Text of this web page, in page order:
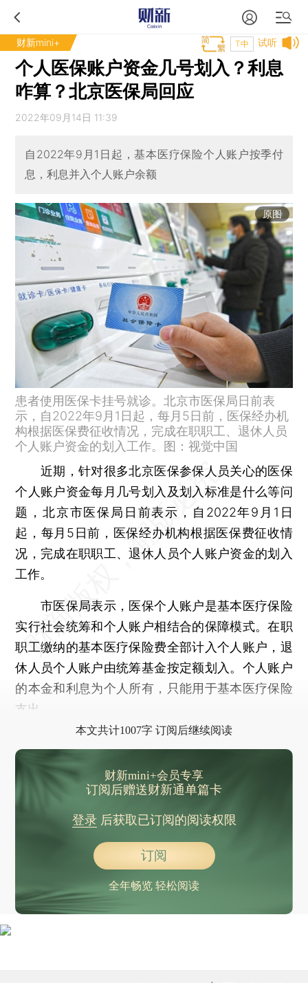
财新mini+ 试听
T中
个人医保账户资金几号划入？利息
咋算？北京医保局回应
2022年09月14日 11:39
自2022年9月1日起，基本医疗保险个人账户按季付
息，利息并入个人账户余额
原图
患者使用医保卡挂号就诊。北京市医保局日前表
示，自2022年9月1日起，每月5日前，医保经办机
构根据医保费征收情况，完成在职职工、退休人员
个人账户资金的划入工作。图：视觉中国
近期，针对很多北京医保参保人员关心的医保
个人账户资金每月几号划入及划入标准是什么等问
题，北京市医保局日前表示，自2022年9月1日
起，每月5日前，医保经办机构根据医保费征收情
况，完成在职职工、退休人员个人账户资金的划入
工作。
市医保局表示，医保个人账户是基本医疗保险
实行社会统筹和个人账户相结合的保障模式。在职
职工缴纳的基本医疗保险费全部计入个人账户，退
休人员个人账户由统筹基金按定额划入。个人账户
的本金和利息为个人所有，只能用于基本医疗保险
支出。
本文共计1007字 订阅后继续阅读
财新mini+会员专享
订阅后赠送财新通单篇卡
登录后获取已订阅的阅读权限
订阅
全年畅览 轻松阅读